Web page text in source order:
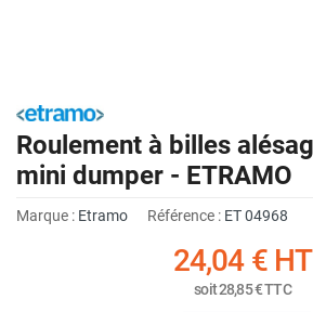
Roulement à billes
mini dumper - ETRAMO
Marque : Etramo Référence : ET 04968
24,04 €HT
soit28,85 €TTC